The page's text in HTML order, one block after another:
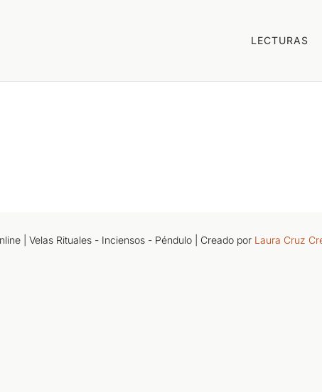
LECTURAS
| Velas Rituales - Inciensos - Péndulo | Creado por Laura Cruz